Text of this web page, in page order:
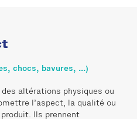
chocs, bavures, ...)
altérations physiques ou
l’aspect, la qualité ou
Ils prennent